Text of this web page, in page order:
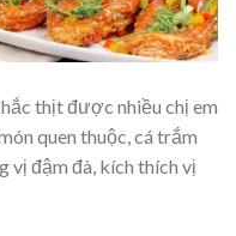
thịt được nhiều chị em
quen thuộc, cá trắm
vị đậm đà, kích thích vị